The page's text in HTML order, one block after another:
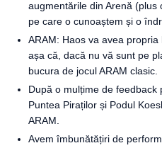
augmentările din Arenă
pe care o cunoaștem și o
ARAM: Haos va avea propria
așa că, dacă nu vă sunt pe
bucura de jocul ARAM clasic.
După o mulțime de feedback
Puntea Piraților și Podul
ARAM.
Avem îmbunătățiri de